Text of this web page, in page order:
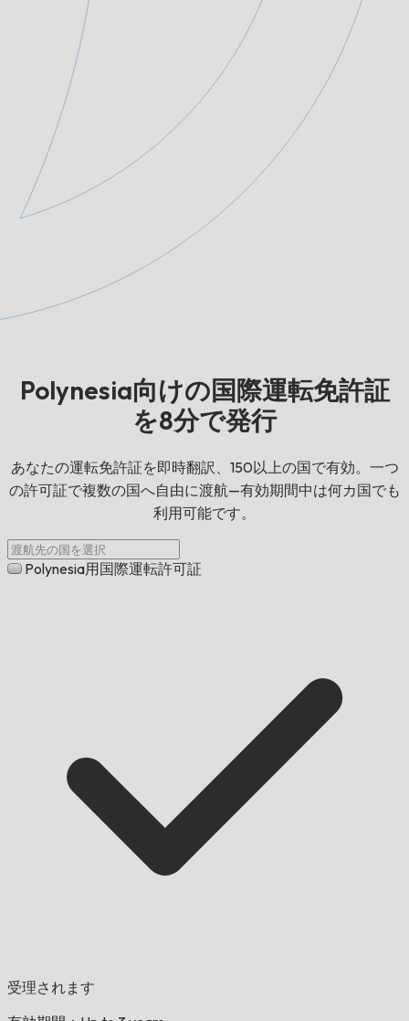
Polynesia向けの国際運転免許証
を8分で発行
あなたの運転免許証を即時翻訳、150以上の国で有効。一つ
の許可証で複数の国へ自由に渡航—有効期間中は何カ国でも
利用可能です。
Polynesia用国際運転許可証
受理されます